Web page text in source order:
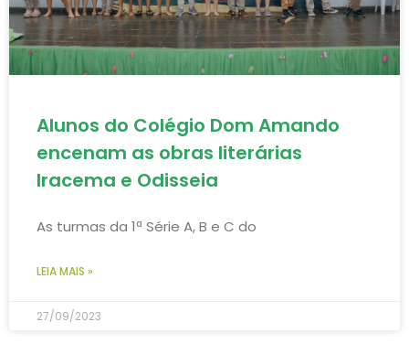
Alunos do Colégio Dom Amando
encenam as obras literárias
Iracema e Odisseia
As turmas da 1ª Série A, B e C do
LEIA MAIS »
27/09/2023